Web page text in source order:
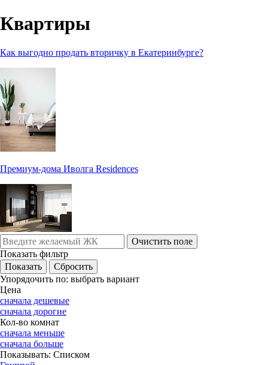
Квартиры
Как выгодно продать вторичку в Екатеринбурге?
Премиум-дома Иволга Residences
Очистить поле
Показать фильтр
Упорядочить по: выбрать вариант
Цена
сначала дешевые
сначала дорогие
Кол-во комнат
сначала меньше
сначала больше
Показывать: Списком